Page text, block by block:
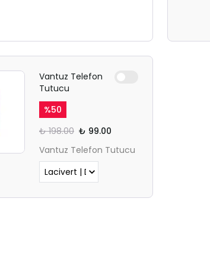
Vantuz Telefon
Tutucu
%50
₺ 198.00 ₺ 99.00
Vantuz Telefon Tutucu